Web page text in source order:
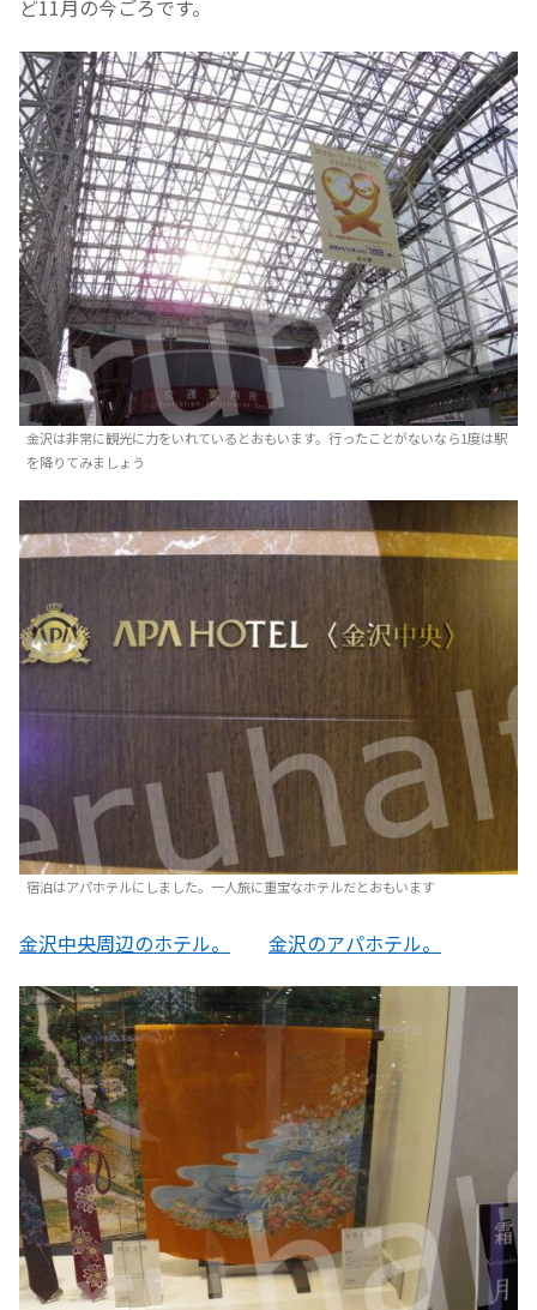
ど11月の今ごろです。
金沢は非常に観光に力をいれているとおもいます。行ったことがないなら1度は駅
を降りてみましょう
宿泊はアパホテルにしました。一人旅に重宝なホテルだとおもいます
金沢中央周辺のホテル。 金沢のアパホテル。